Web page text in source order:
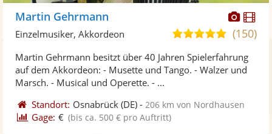
Fotos
Martin Gehrmann
5,0
5
(150)
Einzelmusiker, Akkordeon
Martin Gehrmann besitzt über 40 Jahren Spielerfahrung
auf dem Akkordeon: - Musette und Tango. - Walzer und
Marsch. - Musical und Operette. - ...
Standort: Osnabrück (DE) - 206 km von Nordhausen
Gage: € (bis ca. 500 € pro Auftritt)